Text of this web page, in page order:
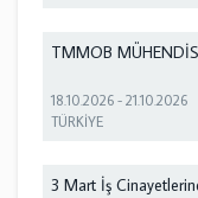
TMMOB
18.10.2026 -21.10.2026
TÜRKİYE
3 Mart İş